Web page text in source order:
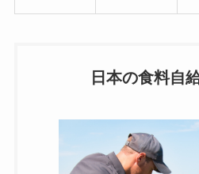
日本の食料自